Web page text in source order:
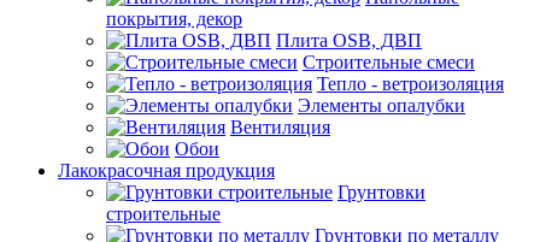
покрытия, декор
Плита OSB, ДВП
Строительные смеси
Тепло - ветроизоляция
Элементы опалубки
Вентиляция
Обои
Лакокрасочная продукция
Грунтовки
строительные
Грунтовки по металлу